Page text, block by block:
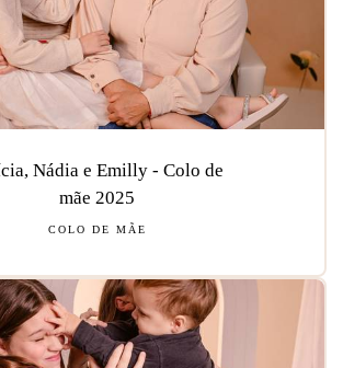
Nádia e Emilly - Colo de
mãe 2025
COLO DE MÃE